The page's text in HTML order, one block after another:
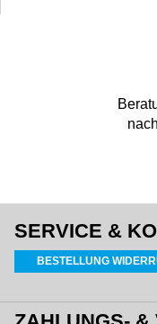
SERVICE &
BESTELLUNG